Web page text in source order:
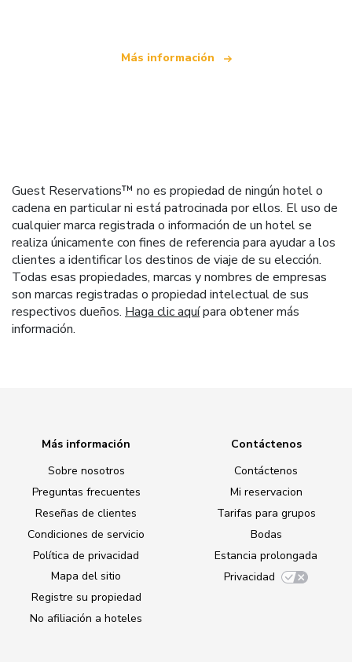
Más información
Guest Reservations™ no es propiedad de ningún hotel o
cadena en particular ni está patrocinada por ellos. El uso de
cualquier marca registrada o información de un hotel se
realiza únicamente con fines de referencia para ayudar a los
clientes a identificar los destinos de viaje de su elección.
Todas esas propiedades, marcas y nombres de empresas
son marcas registradas o propiedad intelectual de sus
respectivos dueños. Haga clic aquípara obtener más
información.
Más información
Sobre nosotros
Preguntas frecuentes
Reseñas de clientes
Condiciones de servicio
Política de privacidad
Mapa del sitio
Registre su propiedad
No afiliación a hoteles
Contáctenos
Contáctenos
Mi reservacion
Tarifas para grupos
Bodas
Estancia prolongada
Privacidad